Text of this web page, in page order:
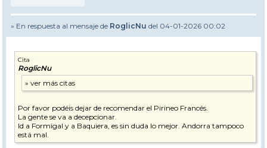
» En respuesta al mensaje de RoglicNu del 04-01-2026 00:02
Cita
RoglicNu
Por favor podéis dejar de recomendar el Pirineo Francés.
La gente se va a decepcionar.
Id a Formigal y a Baquiera, es sin duda lo mejor. Andorra tampoco
está mal.